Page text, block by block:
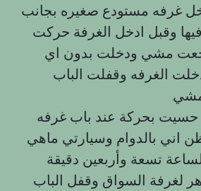
غرفه مستودع صغيره بجانب
وقبل ادخل الغرفة حركت
مشي ودخلت بدون اي
الغرفه وقفلت الباب
حسيت بحركة عند باب غرفه
اني بالدوام وسيارتي ماهي
تسعة وأربعين دقيقة
لغرفة السواق وقفل الباب